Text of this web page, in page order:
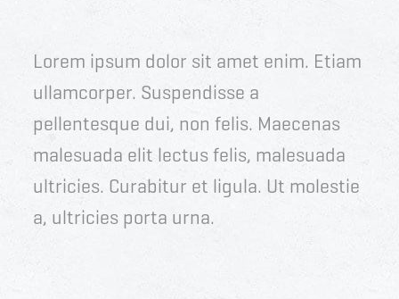
Lorem ipsum dolor sit amet enim. Etiam
ullamcorper. Suspendisse a
pellentesque dui, non felis. Maecenas
malesuada elit lectus felis, malesuada
ultricies. Curabitur et ligula. Ut molestie
a, ultricies porta urna.